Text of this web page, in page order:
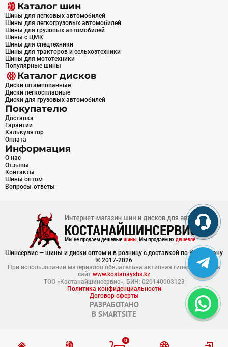
0
Каталог шин
Шины для легковых автомобилей
Шины для легкогрузовых автомобилей
Шины для грузовых автомобилей
Шины с ЦМК
Шины для спецтехники
Шины для тракторов и сельхозтехники
Шины для мототехники
Популярные шины
Каталог дисков
Диски штампованные
Диски легкосплавные
Диски для грузовых автомобилей
Покупателю
Доставка
Гарантии
Калькулятор
Оплата
Информация
О нас
Отзывы
Контакты
Шины оптом
Вопросы-ответы
Шинсервис — шины и диски оптом и в розницу с доставкой по Казахстану
© 2017-2026
При использовании материалов обязательна активная гиперссылка на
сайт www.kostanayshs.kz
ТОО «Костанайшинсервис», БИН: 020140003123
Политика конфиденциальности
Договор оферты
РАЗРАБОТАНО
В SMARTSITE